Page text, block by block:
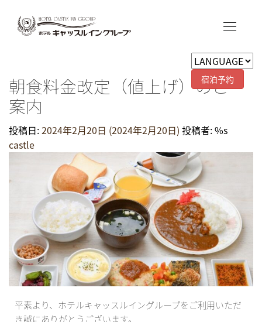
宿泊予約
朝食料金改定（値上げ）のご
案内
投稿日:2024年2月20日 (2024年2月20日) 投稿者: %s
castle
平素より、ホテルキャッスルイングループをご利用いただ
き誠にありがとうございます。